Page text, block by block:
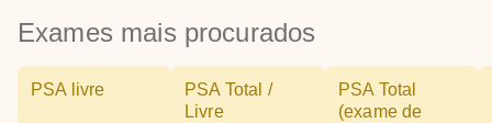
Exames mais procurados
PSA livre
PSA Total /
Livre
PSA Total
(exame de